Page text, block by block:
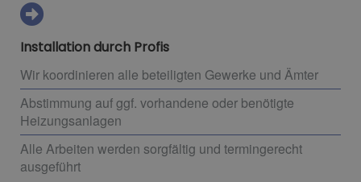
Installation durch Profis
Wir koordinieren alle beteiligten Gewerke und Ämter
Abstimmung auf ggf. vorhandene oder benötigte
Heizungsanlagen
Alle Arbeiten werden sorgfältig und termingerecht
ausgeführt